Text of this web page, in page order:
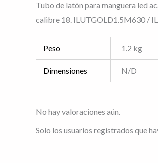
Tubo de latón para manguera led
calibre 18. ILUTGOLD1.5M630 /
Peso 1.2 kg
Dimensiones N/D
No hay valoraciones aún.
Solo los usuarios registrados que